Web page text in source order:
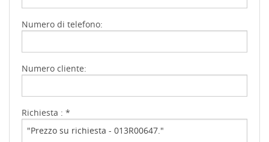
Numero di telefono:
Numero cliente:
Richiesta : *